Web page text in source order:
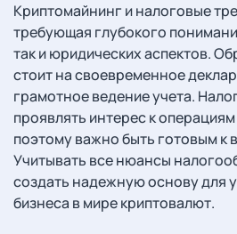
Криптомайнинг и налоговые
требующая глубокого
так и юридических аспектов.
стоит на своевременное
грамотное ведение учета.
проявлять интерес к
поэтому важно быть готовым к
Учитывать все нюансы
создать надежную основу для
бизнеса в мире криптовалют.